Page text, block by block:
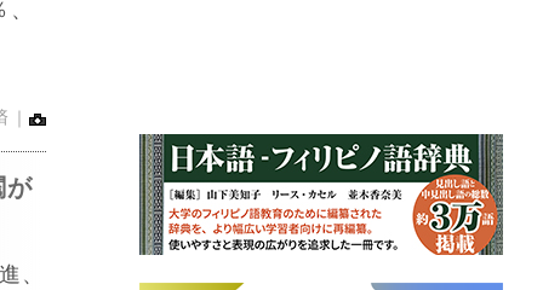
｜
、